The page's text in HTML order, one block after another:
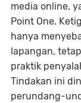
media online,
Point One.
hanya
lapangan,
praktik
Tindakan ini
perundang-